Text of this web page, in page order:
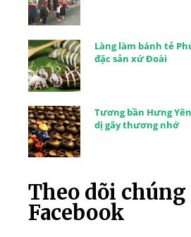
Làng làm bánh tẻ
đặc sản xứ Đoài
Tương bần Hưng
dị gây thương nhớ
Theo dõi
Facebook